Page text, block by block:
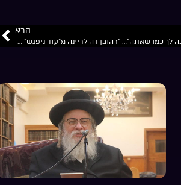
הבא
“כמה הקדוש ברוך הוא מחכה לך כמו שאתה”… “רהובן דה לריינה מ”עוד ניפגש” בכאן 11 “צדיק הדורות” פרק 1